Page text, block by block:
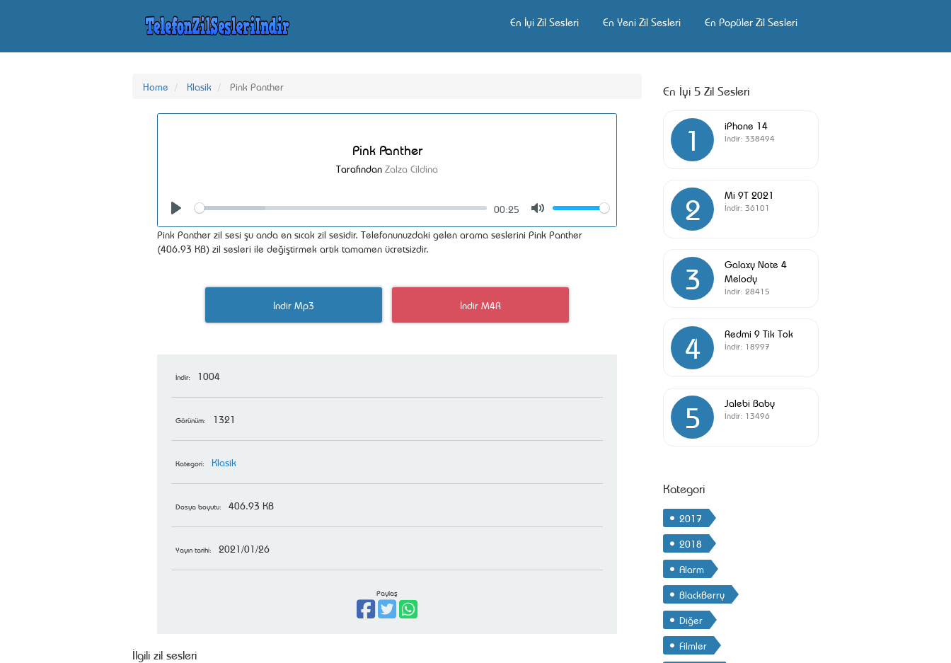
En İyi Zil Sesleri En Yeni Zil Sesleri En Popüler Zil Sesleri
Home Klasik Pink Panther
Pink Panther
Tarafından Zalza Cildina
Seek
00:25
Volume
Pink Panther zil sesi şu anda en sıcak zil sesidir. Telefonunuzdaki gelen arama seslerini Pink Panther
(406.93 KB) zil sesleri ile değiştirmek artık tamamen ücretsizdir.
İndir Mp3 İndir M4R
İndir: 1004
Görünüm: 1321
Kategori: Klasik
Dosya boyutu: 406.93 KB
Yayın tarihi: 2021/01/26
Paylaş
İlgili zil sesleri
En İyi 5 Zil Sesleri
1 iPhone 14
İndir: 338494
2 Mi 9T 2021
İndir: 36101
3
Galaxy Note 4
Melody
İndir: 28415
4 Redmi 9 Tik Tok
İndir: 18997
5 Jalebi Baby
İndir: 13496
Kategori
2017
2018
Alarm
BlackBerry
Diğer
Filmler